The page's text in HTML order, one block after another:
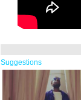
Suggestions